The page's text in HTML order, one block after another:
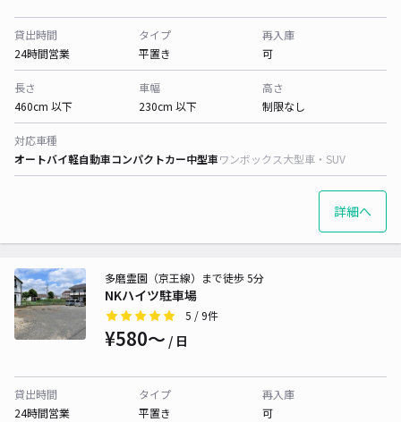
貸出時間
24時間営業
タイプ
平置き
再入庫
可
長さ
460cm 以下
車幅
230cm 以下
高さ
制限なし
対応車種
オートバイ軽自動車コンパクトカー中型車ワンボックス大型車・SUV
詳細へ
NKハイツ駐車場
多磨霊園（京王線）まで徒歩 5分
5 / 9件
¥580〜 / 日
貸出時間
24時間営業
タイプ
平置き
再入庫
可